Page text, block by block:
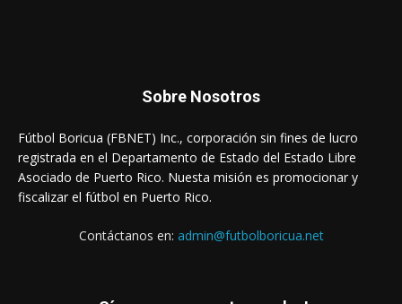
Sobre Nosotros
Fútbol Boricua (FBNET) Inc., corporación sin fines de lucro
registrada en el Departamento de Estado del Estado Libre
Asociado de Puerto Rico. Nuesta misión es promocionar y
fiscalizar el fútbol en Puerto Rico.
Contáctanos en: admin@futbolboricua.net